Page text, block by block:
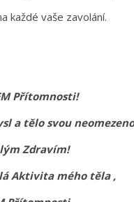
každé vaše zavolání.
Přítomnosti!
a tělo svou
Zdravím!
Aktivita mého těla ‚